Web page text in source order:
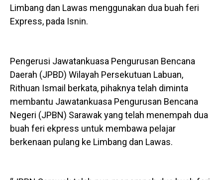
Limbang dan Lawas menggunakan dua buah feri
Express, pada Isnin.
Pengerusi Jawatankuasa Pengurusan Bencana
Daerah (JPBD) Wilayah Persekutuan Labuan,
Rithuan Ismail berkata, pihaknya telah diminta
membantu Jawatankuasa Pengurusan Bencana
Negeri (JPBN) Sarawak yang telah menempah dua
buah feri ekpress untuk membawa pelajar
berkenaan pulang ke Limbang dan Lawas.